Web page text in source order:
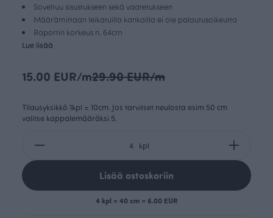
Soveltuu sisustukseen sekä vaatetukseen
Määrämittaan leikatuilla kankailla ei ole palautusoikeutta
Raportin korkeus n. 64cm
Lue lisää
15.00 EUR/m29.90 EUR/m
Tilausyksikkö 1kpl = 10cm. Jos tarvitset neulosta esim 50 cm
valitse kappalemääräksi 5.
kpl
Lisää ostoskoriin
4 kpl = 40 cm = 6.00 EUR